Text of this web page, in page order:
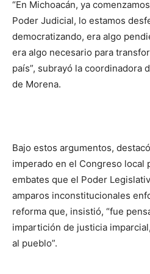
“En Michoacán, ya
Poder Judicial, lo estamos
democratizando, era algo
era algo necesario para
país”, subrayó la coordinadora
de Morena.
Bajo estos argumentos,
imperado en el Congreso local
embates que el Poder
amparos inconstitucionales
reforma que, insistió, “fue
impartición de justicia
al pueblo”.